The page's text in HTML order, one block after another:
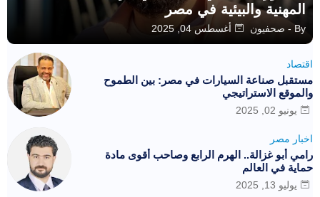
المهنية والبيئية في مصر
By - صحفيون أغسطس 04, 2025
اقتصاد
مستقبل صناعة السيارات في مصر: بين الطموح
والموقع الاستراتيجي
يونيو 02, 2025
اخبار مصر
رامي أبو غزالة.. الهرم الرابع وصاحب أقوى مادة
حماية في العالم
يوليو 13, 2025